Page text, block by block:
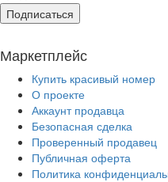
Подписаться
Маркетплейс
Купить красивый номер
О проекте
Аккаунт продавца
Безопасная сделка
Проверенный продавец
Публичная оферта
Политика